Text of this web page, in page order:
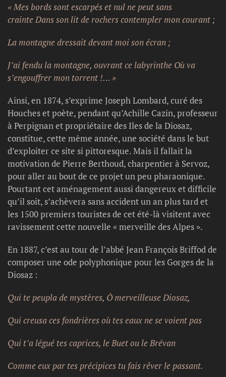
« Mes bords sont escarpés et nul ne peut sans
crainteDans son lit de rochers contempler mon courant ;
La montagne dressait devant moi son écran ;
J’ai fendu la montagne, ouvrant ce labyrinthe Où va
s’engouffrer mon torrent !… »
Ainsi, en 1874, s’exprime Joseph Lombard, curé des
Houches et poète, pendant qu’Achille Cazin, professeur
à Perpignan et propriétaire des Iles de la Diosaz,
constitue, cette même année, une société dans le but
d’exploiter ce site si pittoresque. Mais il fallait la
motivation de Pierre Berthoud, charpentier à Servoz,
pour aller au bout de ce projet un peu pharaonique.
Pourtant cet aménagement aussi dangereux et difficile
qu’il soit, s’achèvera sans accident un an plus tard et
les 1500 premiers touristes de cet été-là visitent avec
ravissement cette nouvelle « merveille des Alpes ».
En 1887, c’est au tour de l’abbé Jean François Briffod de
composer une ode polyphonique pour les Gorges de la
Diosaz :
Qui te peupla de mystères, Ô merveilleuse Diosaz,
Qui creusa ces fondrières où tes eaux ne se voient pas
Qui t’a légué tes caprices, le Buet ou le Brévan
Comme eux par tes précipices tu fais rêver le passant.